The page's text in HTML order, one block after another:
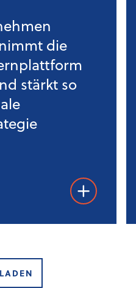
die
stärkt so